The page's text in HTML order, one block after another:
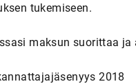
tukemiseen.
maksun suorittaa
2018